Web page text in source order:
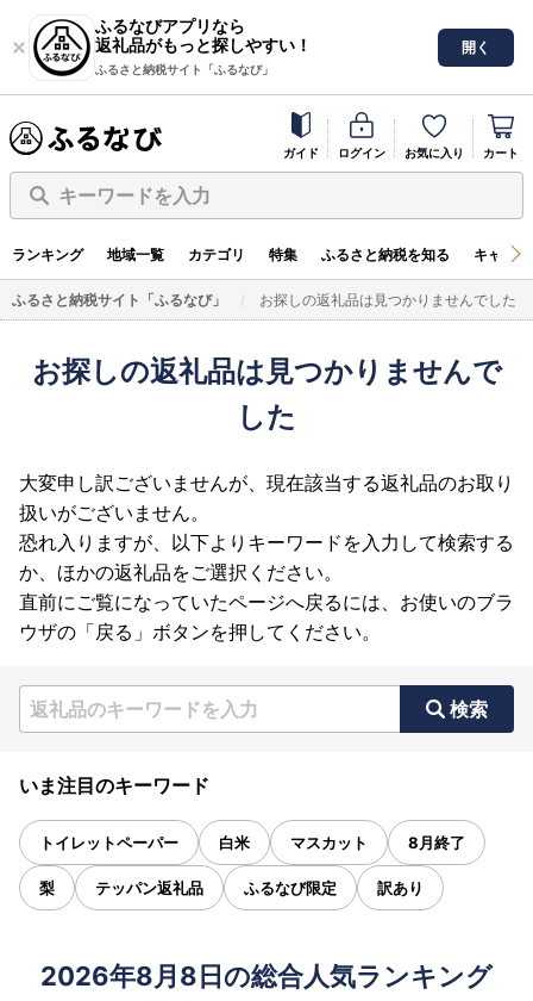
ふるなびアプリなら
返礼品がもっと探しやすい！
ふるさと納税サイト「ふるなび」
開く
ガイド ログイン お気に入り カート
キーワードを入力
ランキング 地域一覧 カテゴリ 特集 ふるさと納税を知る キャン
ふるさと納税サイト「ふるなび」 お探しの返礼品は見つかりませんでした
お探しの返礼品は見つかりませんで
した
大変申し訳ございませんが、現在該当する返礼品のお取り
扱いがございません。
恐れ入りますが、以下よりキーワードを入力して検索する
か、ほかの返礼品をご選択ください。
直前にご覧になっていたページへ戻るには、お使いのブラ
ウザの「戻る」ボタンを押してください。
検索
いま注目のキーワード
トイレットペーパー 白米 マスカット 8月終了
梨 テッパン返礼品 ふるなび限定 訳あり
2026年8月8日の総合人気ランキング